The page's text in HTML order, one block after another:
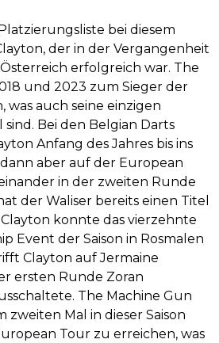
bei diesem
der in der Vergangenheit
erfolgreich war. The
und 2023 zum Sieger der
was auch seine einzigen
Bei den Belgian Darts
Anfang des Jahres bis ins
aber auf der European
in der zweiten Runde
der Waliser bereits einen Titel
konnte das vierzehnte
Event der Saison in Rosmalen
Clayton auf Jermaine
ersten Runde Zoran
The Machine Gun
zweiten Mal in dieser Saison
Tour zu erreichen, was